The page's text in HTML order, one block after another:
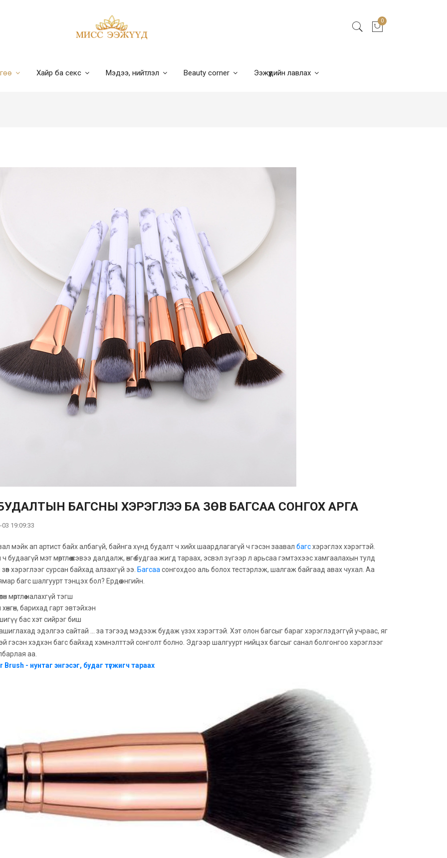
0
Хайр ба секс Мэдээ, нийтлэл Beauty corner Ээжүүдийн лавлах
БУДАЛТЫН БАГСНЫ ХЭРЭГЛЭЭ БА ЗӨВ БАГСАА СОНГОХ АРГА
19:09:33
мэйк ап артист байх албагүй, байнга хүнд будалт ч хийх шаардлагагүй ч гэсэн заавал багсхэрэглэх хэрэгтэй.
будаагүй мэт мөртлөө өө сэвээ далдалж, өнгө будгаа жигд тараах, эсвэл зүгээр л арьсаа гэмтэхээс хамгаалахын тулд
хэрэглээг сурсан байхад алзахгүй ээ. Багсаа сонгохдоо аль болох тестэрлэж, шалгаж байгаад авах чухал. Аа
багс шалгуурт тэнцэх бол? Ердөө энгийн.
мөртлөө налахгүй тэгш
барихад гарт эвтэйхэн
бас хэт сийрэг биш
эдэлгээ сайтай ... за тэгээд мэдээж будаж үзэх хэрэгтэй. Хэт олон багсыг бараг хэрэглэдэггүй учраас, яг
гэсэн хэдхэн багс байхад хэмнэлттэй сонголт болно. Эдгээр шалгуурт нийцэх багсыг санал болгонгоо хэрэглээг
аа.
Brush - нунтаг энгэсэг, будаг түгжигч тараах